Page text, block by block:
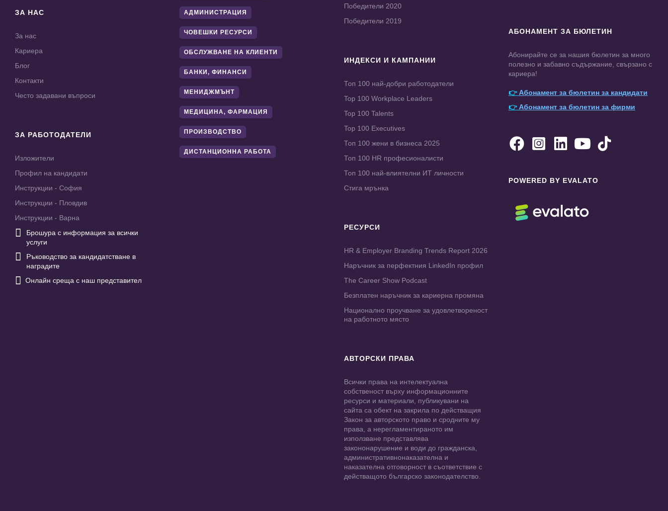
ЗА НАС
За нас
Кариера
Блог
Контакти
Често задавани въпроси
ЗА РАБОТОДАТЕЛИ
Изложители
Профил на кандидати
Инструкции - София
Инструкции - Пловдив
Инструкции - Варна

Брошура с информация за всички
услуги

Ръководство за кандидатстване в
наградите
 Онлайн среща с наш представител
АДМИНИСТРАЦИЯ
ЧОВЕШКИ РЕСУРСИ
ОБСЛУЖВАНЕ НА КЛИЕНТИ
БАНКИ, ФИНАНСИ
МЕНИДЖМЪНТ
МЕДИЦИНА, ФАРМАЦИЯ
ПРОИЗВОДСТВО
ДИСТАНЦИОННА РАБОТА
Победители 2020
Победители 2019
ИНДЕКСИ И КАМПАНИИ
Топ 100 най-добри работодатели
Top 100 Workplace Leaders
Top 100 Talents
Top 100 Executives
Топ 100 жени в бизнеса 2025
Топ 100 HR професионалисти
Топ 100 най-влиятелни ИТ личности
Стига мрънка
РЕСУРСИ
HR & Employer Branding Trends Report 2026
Наръчник за перфектния LinkedIn профил
The Career Show Podcast
Безплатен наръчник за кариерна промяна
Национално проучване за удовлетвореност
на работното място
АВТОРСКИ ПРАВА
Всички права на интелектуална
собственост върху информационните
ресурси и материали, публикувани на
сайта са обект на закрила по действащия
Закон за авторското право и сродните му
права, а нерегламентираното им
използване представлява
закононарушение и води до гражданска,
административнонаказателна и
наказателна отговорност в съответствие с
действащото българско законодателство.
АБОНАМЕНТ ЗА БЮЛЕТИН
Абонирайте се за нашия бюлетин за много
полезно и забавно съдържание, свързано с
кариера!
👉Абонамент за бюлетин за кандидати
👉Абонамент за бюлетин за фирми
    
POWERED BY EVALATO